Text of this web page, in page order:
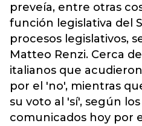
preveía, entre otras
función legislativa del
procesos legislativos,
Matteo Renzi. Cerca de
italianos que
por el 'no', mientras
su voto al 'sí', según
comunicados hoy por